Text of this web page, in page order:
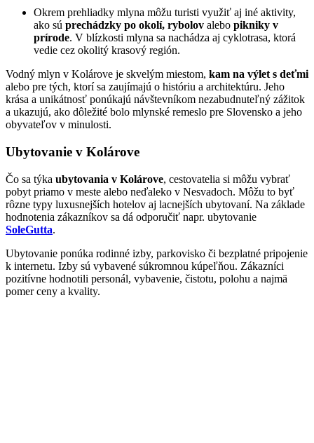
Okrem prehliadky mlyna môžu turisti využiť aj iné aktivity,
ako sú prechádzky po okolí, rybolov alebo pikniky v
prírode. V blízkosti mlyna sa nachádza aj cyklotrasa, ktorá
vedie cez okolitý krasový región.
Vodný mlyn v Kolárove je skvelým miestom, kam na výlet s deťmi
alebo pre tých, ktorí sa zaujímajú o históriu a architektúru. Jeho
krása a unikátnosť ponúkajú návštevníkom nezabudnuteľný zážitok
a ukazujú, ako dôležité bolo mlynské remeslo pre Slovensko a jeho
obyvateľov v minulosti.
Ubytovanie v Kolárove
Čo sa týka ubytovania v Kolárove, cestovatelia si môžu vybrať
pobyt priamo v meste alebo neďaleko v Nesvadoch. Môžu to byť
rôzne typy luxusnejších hotelov aj lacnejších ubytovaní. Na základe
hodnotenia zákazníkov sa dá odporučiť napr. ubytovanie
SoleGutta.
Ubytovanie ponúka rodinné izby, parkovisko či bezplatné pripojenie
k internetu. Izby sú vybavené súkromnou kúpeľňou. Zákazníci
pozitívne hodnotili personál, vybavenie, čistotu, polohu a najmä
pomer ceny a kvality.